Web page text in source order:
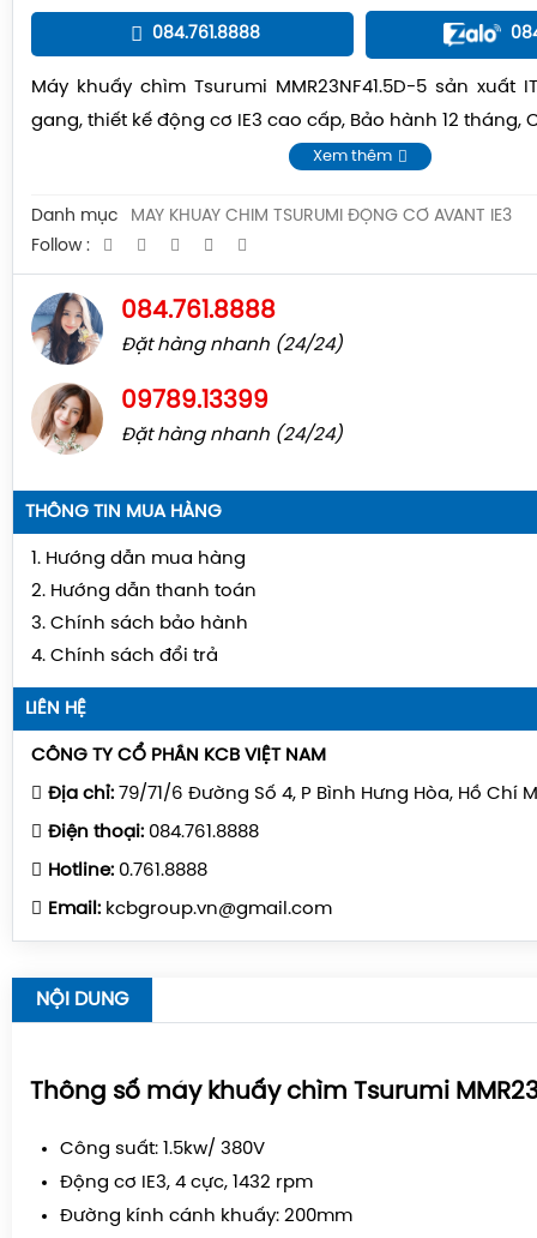
084.761.8888
Máy khuấy chìm Tsurumi MMR23NF41.5D-5 sản xuất
gang, thiết kế động cơ IE3 cao cấp, Bảo hành 12 tháng,
Xem thêm
Danh mục
MÁY KHUẤY CHÌM TSURUMI ĐỘNG CƠ AVANT IE3
Follow :
084.761.8888
Đặt hàng nhanh (24/24)
09789.13399
Đặt hàng nhanh (24/24)
THÔNG TIN MUA HÀNG
1. Hướng dẫn mua hàng
2. Hướng dẫn thanh toán
3. Chính sách bảo hành
4. Chính sách đổi trả
LIÊN HỆ
CÔNG TY CỔ PHẦN KCB VIỆT NAM
Địa chỉ: 79/71/6 Đường Số 4, P Bình Hưng Hòa, Hồ Chí
Điện thoại: 084.761.8888
Hotline: 0.761.8888
Email: kcbgroup.vn@gmail.com
NỘI DUNG
Thông số máy khuấy chìm Tsurumi
Công suất: 1.5kw/ 380V
Động cơ IE3, 4 cực, 1432 rpm
Đường kính cánh khuấy: 200mm